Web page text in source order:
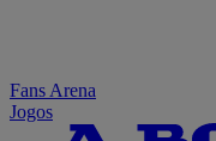
Fans Arena
Jogos